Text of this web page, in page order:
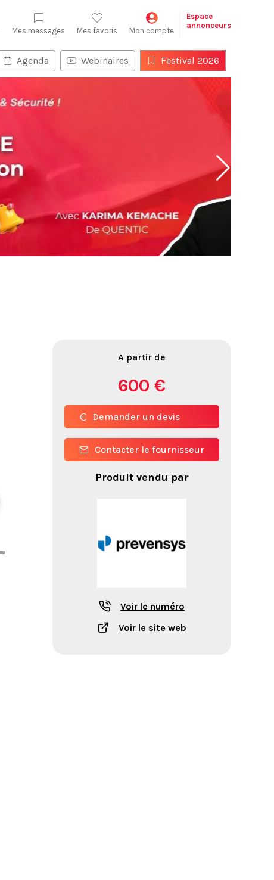
Mes messages Mes favoris Mon compte
Espace
annonceurs
Agenda Webinaires Festival 2026
A partir de
600 €
Demander un devis
Contacter le fournisseur
Produit vendu par
Voir le numéro
Voir le site web